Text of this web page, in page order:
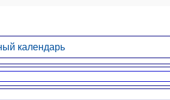
календарь